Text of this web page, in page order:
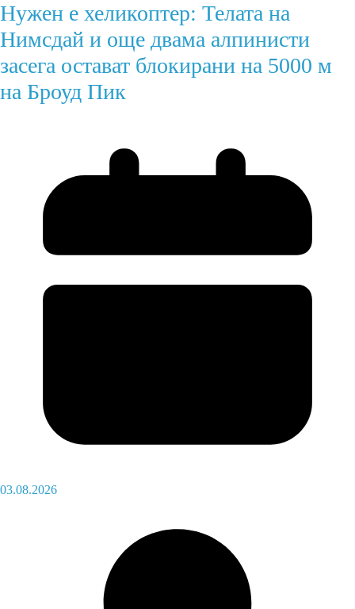
Нужен е хеликоптер: Телата на
Нимсдай и още двама алпинисти
засега остават блокирани на 5000 м
на Броуд Пик
03.08.2026